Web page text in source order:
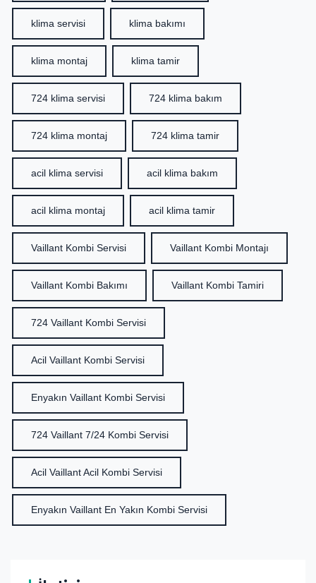
klima servisi klima bakımı
klima montaj klima tamir
724 klima servisi 724 klima bakım
724 klima montaj 724 klima tamir
acil klima servisi acil klima bakım
acil klima montaj acil klima tamir
Vaillant Kombi Servisi Vaillant Kombi Montajı
Vaillant Kombi Bakımı Vaillant Kombi Tamiri
724 Vaillant Kombi Servisi
Acil Vaillant Kombi Servisi
Enyakın Vaillant Kombi Servisi
724 Vaillant 7/24 Kombi Servisi
Acil Vaillant Acil Kombi Servisi
Enyakın Vaillant En Yakın Kombi Servisi